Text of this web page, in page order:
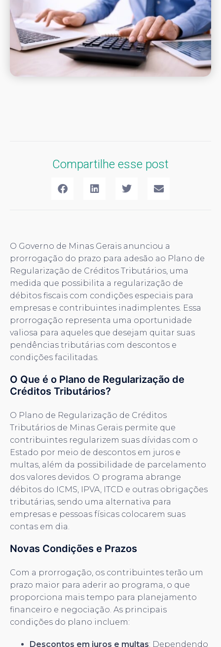
Compartilhe esse post
O Governo de Minas Gerais anunciou a
prorrogação do prazo para adesão ao Plano de
Regularização de Créditos Tributários, uma
medida que possibilita a regularização de
débitos fiscais com condições especiais para
empresas e contribuintes inadimplentes. Essa
prorrogação representa uma oportunidade
valiosa para aqueles que desejam quitar suas
pendências tributárias com descontos e
condições facilitadas.
O Que é o Plano de Regularização de
Créditos Tributários?
O Plano de Regularização de Créditos
Tributários de Minas Gerais permite que
contribuintes regularizem suas dívidas com o
Estado por meio de descontos em juros e
multas, além da possibilidade de parcelamento
dos valores devidos. O programa abrange
débitos do ICMS, IPVA, ITCD e outras obrigações
tributárias, sendo uma alternativa para
empresas e pessoas físicas colocarem suas
contas em dia.
Novas Condições e Prazos
Com a prorrogação, os contribuintes terão um
prazo maior para aderir ao programa, o que
proporciona mais tempo para planejamento
financeiro e negociação. As principais
condições do plano incluem:
Descontos em juros e multas: Dependendo